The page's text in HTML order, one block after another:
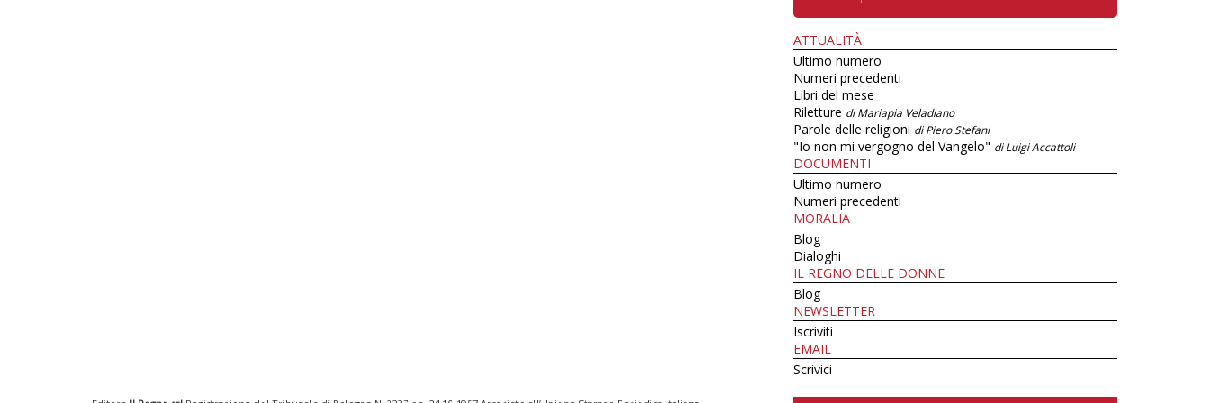
ATTUALITÀ
Ultimo numero
Numeri precedenti
Libri del mese
Riletture di Mariapia Veladiano
Parole delle religioni di Piero Stefani
"Io non mi vergogno del Vangelo" di Luigi Accattoli
DOCUMENTI
Ultimo numero
Numeri precedenti
MORALIA
Blog
Dialoghi
IL REGNO DELLE DONNE
Blog
NEWSLETTER
Iscriviti
EMAIL
Scrivici